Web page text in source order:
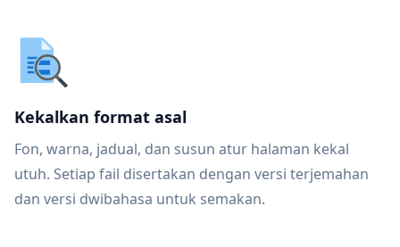
Kekalkan format asal
Fon, warna, jadual, dan susun atur halaman kekal
utuh. Setiap fail disertakan dengan versi terjemahan
dan versi dwibahasa untuk semakan.